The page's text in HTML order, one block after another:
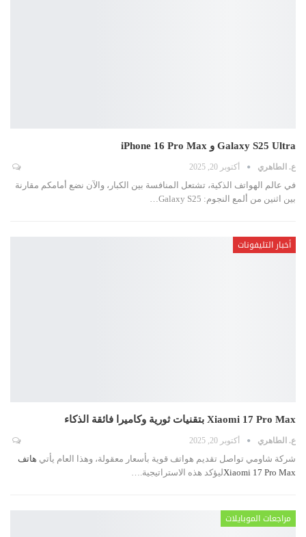
Galaxy S25 Ultra و iPhone 16 Pro Max
ع. الطاهري أكتوبر 20, 2025
في عالم الهواتف الذكية، تشتعل المنافسة بين الكبار، والآن نضع أمامكم مقارنة
بين اثنين من ألمع النجوم: Galaxy S25
أخبار التليفونات
Xiaomi 17 Pro Max بتقنيات ثورية وكاميرا فائقة الذكاء
ع. الطاهري أكتوبر 20, 2025
شركة شاومي تواصل تقديم هواتف قوية بأسعار معقولة، وهذا العام يأتي هاتف
Xiaomi 17 Pro Maxليؤكد هذه الاستراتيجية.…
مراجعات الموبايلات